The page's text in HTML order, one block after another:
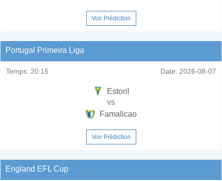
Voir Prédiction
Portugal Primeira Liga
Temps: 20:15 Date: 2026-08-07
Estoril
vs
Famalicao
Voir Prédiction
England EFL Cup